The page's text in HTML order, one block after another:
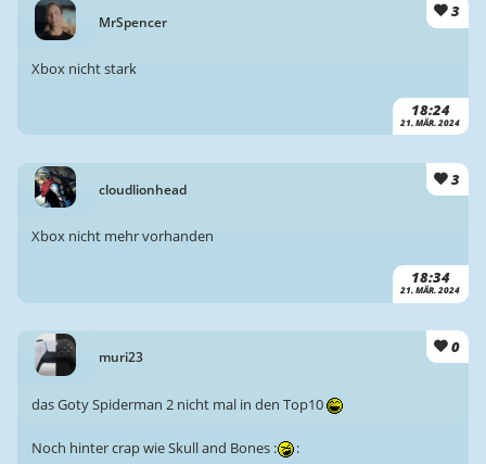
MrSpencer
3
18:24
21. MÄR. 2024
Xbox nicht stark
cloudlionhead
3
18:34
21. MÄR. 2024
Xbox nicht mehr vorhanden
muri23
0
das Goty Spiderman 2 nicht mal in den Top10
Noch hinter crap wie Skull and Bones : :